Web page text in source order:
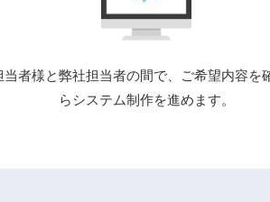
当者様と弊社担当者の間で、ご希望内容を
らシステム制作を進めます。